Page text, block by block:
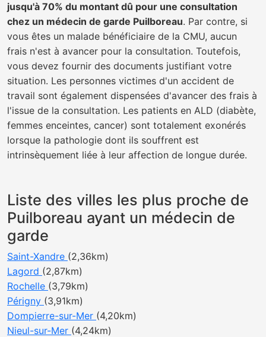
jusqu'à 70% du montant dû pour une consultation
chez un médecin de garde Puilboreau. Par contre, si
vous êtes un malade bénéficiaire de la CMU, aucun
frais n'est à avancer pour la consultation. Toutefois,
vous devez fournir des documents justifiant votre
situation. Les personnes victimes d'un accident de
travail sont également dispensées d'avancer des frais à
l'issue de la consultation. Les patients en ALD (diabète,
femmes enceintes, cancer) sont totalement exonérés
lorsque la pathologie dont ils souffrent est
intrinsèquement liée à leur affection de longue durée.
Liste des villes les plus proche de
Puilboreau ayant un médecin de
garde
Saint-Xandre (2,36km)
Lagord (2,87km)
Rochelle (3,79km)
Périgny (3,91km)
Dompierre-sur-Mer (4,20km)
Nieul-sur-Mer (4,24km)